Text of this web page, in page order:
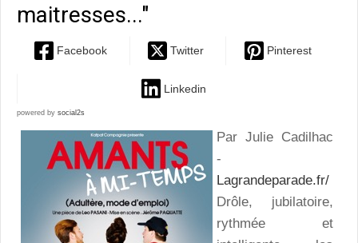
maitresses..."
Facebook Twitter Pinterest
Linkedin
powered by social2s
Par Julie Cadilhac
-
Lagrandeparade.fr/
Drôle, jubilatoire,
rythmée et